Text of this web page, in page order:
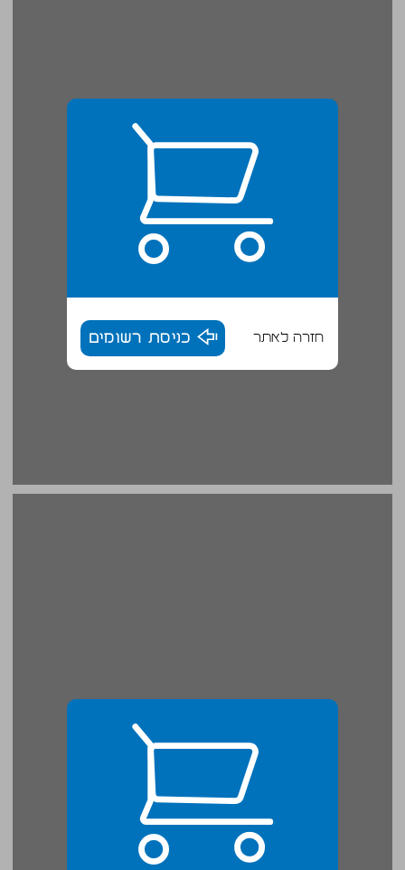
חזרה לאתר כניסת רשומים